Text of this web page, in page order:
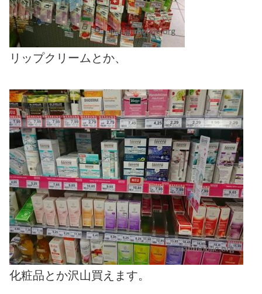
リップクリームとか、
化粧品とか沢山買えます。